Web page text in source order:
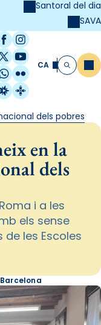
Santoral del dia
SAVA
Instagram
/ Twitter
YouTube
Flickr
Estel
Catalunya
CA Cerca
dels pobres
en la
dels
i a les
els sense
de les Escoles